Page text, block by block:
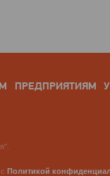
ПРЕДПРИЯТИЯМ
Политикой